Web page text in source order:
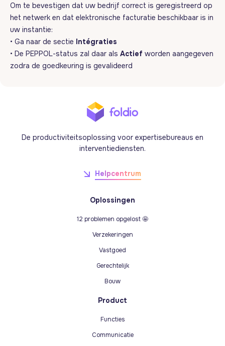
Om te bevestigen dat uw bedrijf correct is geregistreerd op
het netwerk en dat elektronische facturatie beschikbaar is in
uw instantie:
• Ga naar de sectie Intégraties
• De PEPPOL-status zal daar als Actief worden aangegeven
zodra de goedkeuring is gevalideerd
De productiviteitsoplossing voor expertisebureaus en
interventiediensten.
Helpcentrum
Oplossingen
12 problemen opgelost 🤩
Verzekeringen
Vastgoed
Gerechtelijk
Bouw
Product
Functies
Communicatie